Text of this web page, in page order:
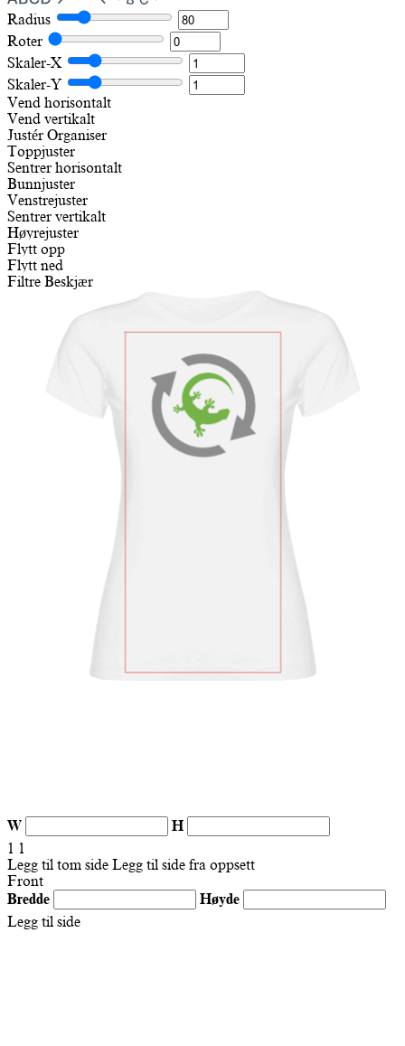
Radius
Roter
Skaler-X
Skaler-Y
Vend horisontalt
Vend vertikalt
Justér Organiser
Toppjuster
Sentrer horisontalt
Bunnjuster
Venstrejuster
Sentrer vertikalt
Høyrejuster
Flytt opp
Flytt ned
Filtre Beskjær
W
H
1 1
Legg til tom side Legg til side fra oppsett
Front
Bredde
Høyde
Legg til side